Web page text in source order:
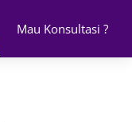
Mau Konsultasi ?